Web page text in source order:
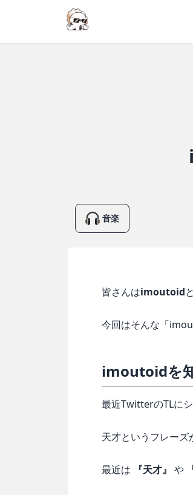
音楽
皆さんはimoutoid
今回はそんな「
imoutoidを
最近TwitterのTLに
天才というフレーズ
最近は 『天才』 や